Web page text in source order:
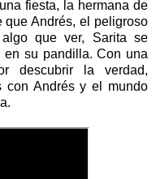
fiesta, la hermana de
que Andrés, el peligroso
que ver, Sarita se
su pandilla. Con una
descubrir la verdad,
con Andrés y el mundo